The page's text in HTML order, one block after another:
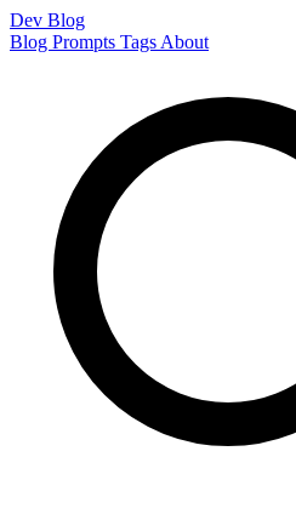
Dev Blog
Blog Prompts Tags About